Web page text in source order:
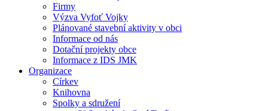
Firmy
Výzva Vyfoť Vojky
Plánované stavební aktivity v obci
Informace od nás
Dotační projekty obce
Informace z IDS JMK
Organizace
Církev
Knihovna
Spolky a sdružení